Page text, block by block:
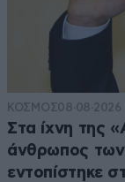
ΚΟΣΜΟΣ
Στα ίχνη της
άνθρωπος των
εντοπίστηκε